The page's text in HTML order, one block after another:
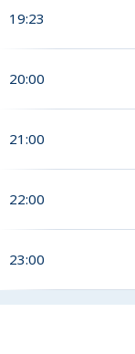
19:23
20:00
21:00
22:00
23:00